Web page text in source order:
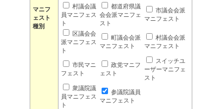
マニフ
ェスト
種別
村議会議
員マニフェス
ト
都道府県議
会会派マニフェ
スト
市議会会派
マニフェスト
区議会会
派マニフェス
ト
町議会会派
マニフェスト
村議会会派
マニフェスト
市民マニ
フェスト
政党マニフ
ェスト
スイッチユ
ーザーマニフェ
スト
衆議院議
員マニフェス
ト
参議院議員
マニフェスト